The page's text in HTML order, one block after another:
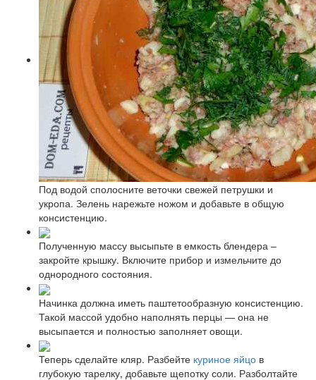
Под водой сполосните веточки свежей петрушки и
укропа. Зелень нарежьте ножом и добавьте в общую
консистенцию.
Полученную массу высыпьте в емкость блендера –
закройте крышку. Включите прибор и измельчите до
однородного состояния.
Начинка должна иметь паштетообразную консистенцию.
Такой массой удобно наполнять перцы — она не
высыпается и полностью заполняет овощи.
Теперь сделайте кляр. Разбейте куриное яйцо в
глубокую тарелку, добавьте щепотку соли. Разболтайте